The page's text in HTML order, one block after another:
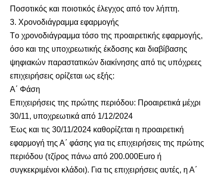
Ποσοτικός και ποιοτικός έλεγχος από τον λήπτη.
3. Χρονοδιάγραμμα εφαρμογής
Tο χρονοδιάγραμμα τόσο της προαιρετικής εφαρμογής,
όσο και της υποχρεωτικής έκδοσης και διαβίβασης
ψηφιακών παραστατικών διακίνησης από τις υπόχρεες
επιχειρήσεις ορίζεται ως εξής:
Α΄ Φάση
Επιχειρήσεις της πρώτης περιόδου: Προαιρετικά μέχρι
30/11, υποχρεωτικά από 1/12/2024
Έως και τις 30/11/2024 καθορίζεται η προαιρετική
εφαρμογή της Α΄ φάσης για τις επιχειρήσεις της πρώτης
περιόδου (τζίρος πάνω από 200.000Euro ή
συγκεκριμένοι κλάδοι). Για τις επιχειρήσεις αυτές, η Α΄